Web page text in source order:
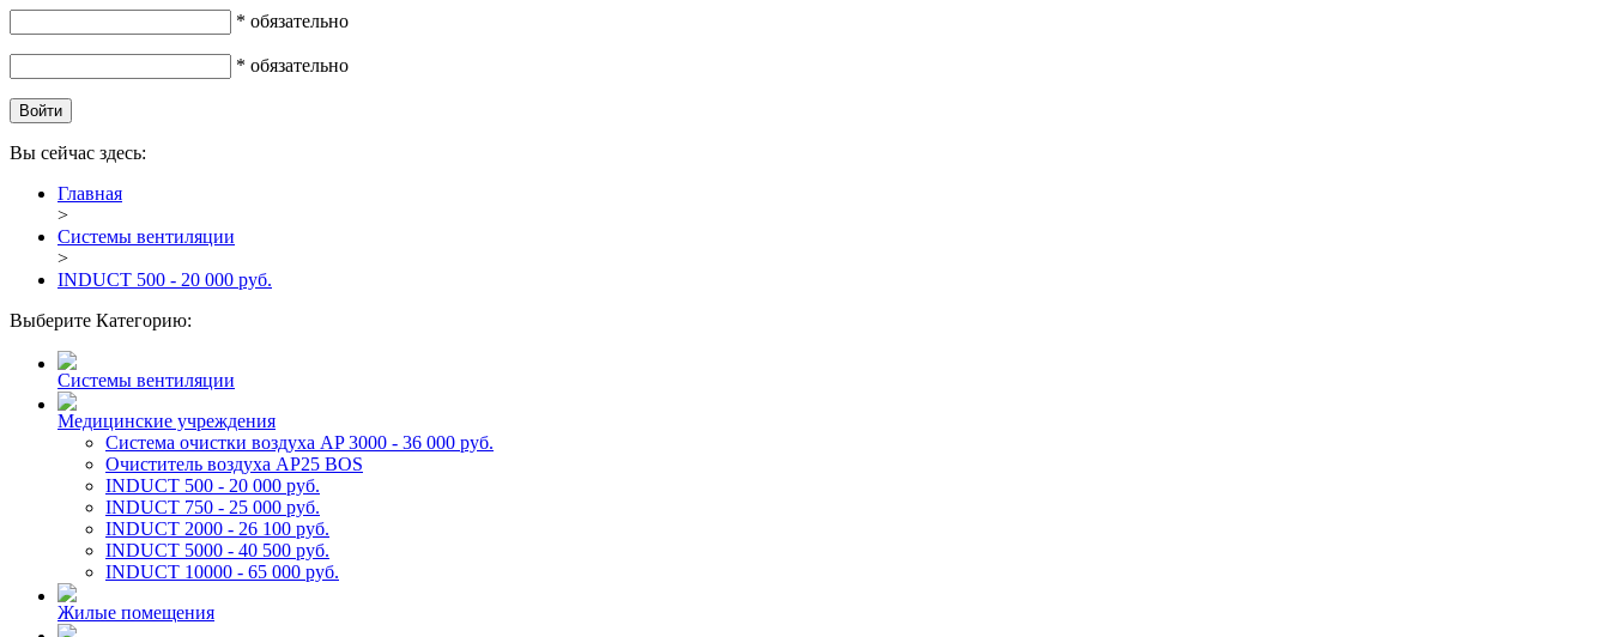
* обязательно
* обязательно
Вы сейчас здесь:
Главная
>
Системы вентиляции
>
INDUCT 500 - 20 000 руб.
Выберите Категорию:
Системы вентиляции
Медицинские учреждения
Система очистки воздуха AP 3000 - 36 000 руб.
Очиститель воздуха AP25 BOS
INDUCT 500 - 20 000 руб.
INDUCT 750 - 25 000 руб.
INDUCT 2000 - 26 100 руб.
INDUCT 5000 - 40 500 руб.
INDUCT 10000 - 65 000 руб.
Жилые помещения